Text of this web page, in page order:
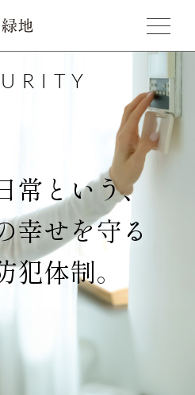
常という、
幸せを守る
体制。